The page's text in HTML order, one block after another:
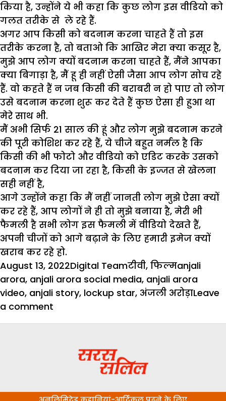
किया है, उन्होंने ये भी कहा कि कुछ लोग इस वीडियो को
गलत तरीके से ले रहे हैं.
अगर आप किसी को बदनाम करना चाहते हैं तो इस
तरीके करना है, तो बताओ कि आखिर मेरा क्या कसूर है,
मुझे आप लोग क्यों बदनाम करना चाहते हैं, मैंने आपका
क्या बिगाड़ा है, मैं हू ही नहीं ऐसी जैसा आप लोग सोच रहे
हैं. वो कहते हैं न जब किसी की बराबरी न हो पाए तो लोग
उसे बदनाम करना शुरू कर देते हैं कुछ ऐसा ही हुआ था
मेरे साथ भी.
मैं अभी सिर्फ 21 साल की हूं और लोग मुझे बदनाम करने
की पूरी कोशिश कर रहे हैं, ये चीजे बहुत नर्मल है कि
किसी की भी फोटो और वीडियो को एडिट करके उसको
बदनाम कर दिया जा रहा है, किसी के इज्जत से खेलना
सही नहीं है,
आगे उन्होंने कहा कि मैं नहीं जानती लोग मुझे ऐसा क्यों
कर रहे हैं, आप लोगों ने ही तो मुझे बनाया है, मेरी भी
फैमली है सभी लोग इस फैमली में वीडियो देखते हैं,
अपनी चीजों को आगे बढ़ाने के लिए हमारी इमेज क्यों
खराब कर रहे हो.
Posted
on
August 13, 2022Author
Digital TeamCategories
टीवी, फिल्मTags
anjali
arora, anjali arora social media, anjali arora
video, anjali story, lockup star, अंजली अरोड़ाLeave
a comment